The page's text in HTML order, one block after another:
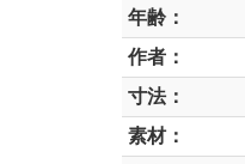
年齢：
作者：
寸法：
素材：